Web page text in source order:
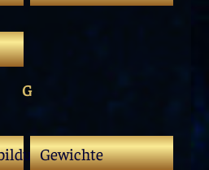
G
Gewichte